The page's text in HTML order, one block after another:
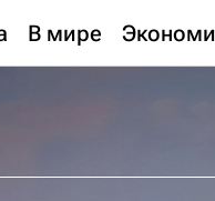
В мире